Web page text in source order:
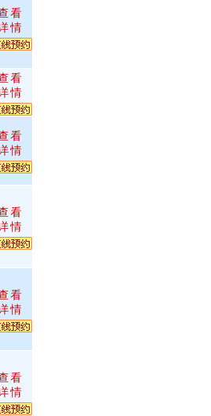
看
情
看
情
看
情
看
情
看
情
看
情